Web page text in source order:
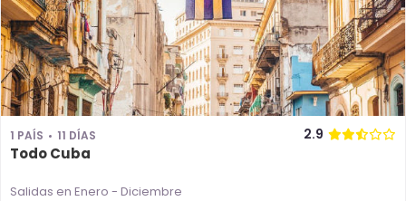
1 PAÍS 11 DÍAS 2.9
Todo Cuba
Salidas en Enero - Diciembre